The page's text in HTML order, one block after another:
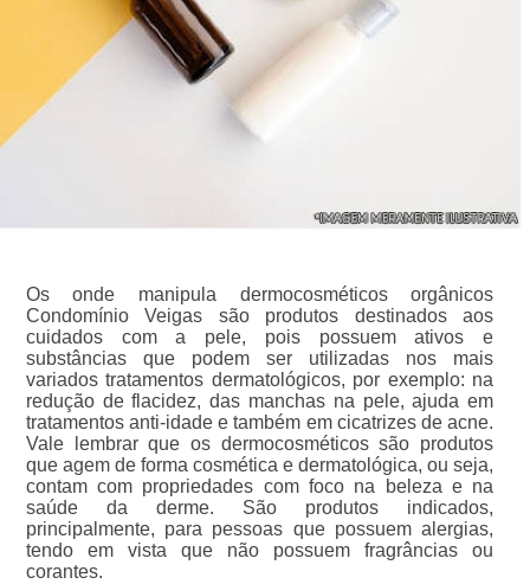
Os onde manipula dermocosméticos orgânicos
Condomínio Veigas são produtos destinados aos
cuidados com a pele, pois possuem ativos e
substâncias que podem ser utilizadas nos mais
variados tratamentos dermatológicos, por exemplo: na
redução de flacidez, das manchas na pele, ajuda em
tratamentos anti-idade e também em cicatrizes de acne.
Vale lembrar que os dermocosméticos são produtos
que agem de forma cosmética e dermatológica, ou seja,
contam com propriedades com foco na beleza e na
saúde da derme. São produtos indicados,
principalmente, para pessoas que possuem alergias,
tendo em vista que não possuem fragrâncias ou
corantes.